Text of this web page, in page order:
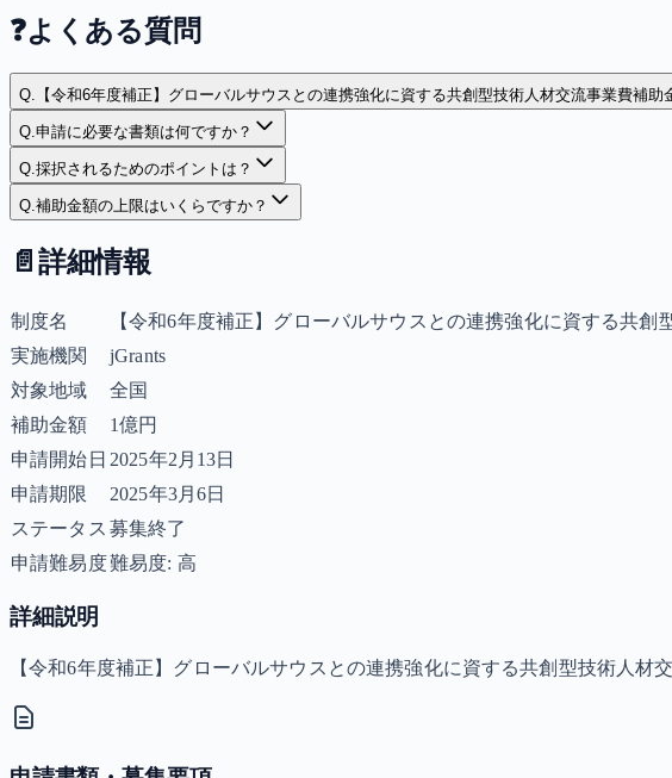
❓よくある質問
Q. 【令和6年度補正】グローバルサウスとの連携強化に資する共創型技術人材交流事業費補
Q.申請に必要な書類は何ですか？
Q.採択されるためのポイントは？
Q.補助金額の上限はいくらですか？
📄 詳細情報
制度名
【令和6年度補正】グローバルサウスとの連携強化に資する共
実施機関
jGrants
対象地域
全国
補助金額
1億円
申請開始日 2025年2月13日
申請期限
2025年3月6日
ステータス 募集終了
申請難易度難易度: 高
詳細説明
【令和6年度補正】グローバルサウスとの連携強化に資する共創型技術人